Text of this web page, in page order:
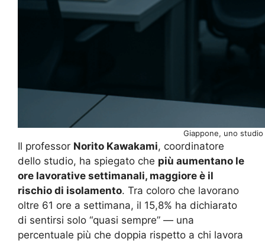
Giappone, uno
Il professor Norito Kawakami, coordinatore
dello studio, ha spiegato che più aumentano le
ore lavorative settimanali, maggiore è il
rischio di isolamento. Tra coloro che lavorano
oltre 61 ore a settimana, il 15,8% ha dichiarato
di sentirsi solo “quasi sempre” — una
percentuale più che doppia rispetto a chi lavora